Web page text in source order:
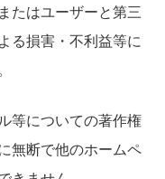
たはユーザーと第三
る損害・不利益等に
等についての著作権
無断で他のホームペ